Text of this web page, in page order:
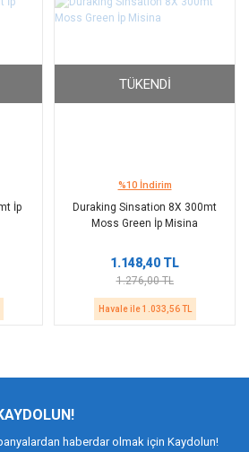
İp
TÜKENDI
%10 İndirim
Duraking Sinsation 8X 300mt
Moss Green İp Misina
1.148,40 TL
1.276,00 TL
Havale ile 1.033,56 TL
haberdar olmak için Kaydolun!